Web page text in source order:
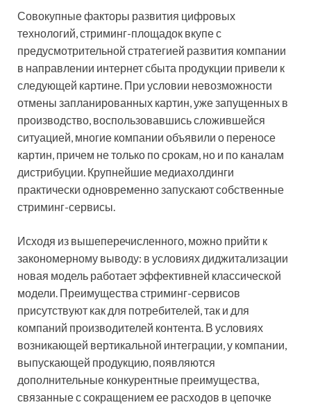
Совокупные факторы развития цифровых
технологий, стриминг-площадок вкупе с
предусмотрительной стратегией развития компании
в направлении интернет сбыта продукции привели к
следующей картине. При условии невозможности
отмены запланированных картин, уже запущенных в
производство, воспользовавшись сложившейся
ситуацией, многие компании объявили о переносе
картин, причем не только по срокам, но и по каналам
дистрибуции. Крупнейшие медиахолдинги
практически одновременно запускают собственные
стриминг-сервисы.
Исходя из вышеперечисленного, можно прийти к
закономерному выводу: в условиях диджитализации
новая модель работает эффективней классической
модели. Преимущества стриминг-сервисов
присутствуют как для потребителей, так и для
компаний производителей контента. В условиях
возникающей вертикальной интеграции, у компании,
выпускающей продукцию, появляются
дополнительные конкурентные преимущества,
связанные с сокращением ее расходов в цепочке